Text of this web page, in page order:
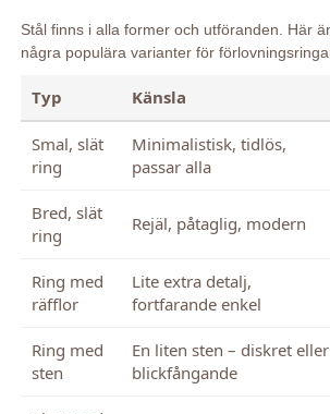
Stål finns i alla former och utföranden. Här är
några populära varianter för
Typ Känsla
Smal, slät
ring
Minimalistisk, tidlös,
passar alla
Bred, slät
ring
Rejäl, påtaglig, modern
Ring med
räfflor
Lite extra detalj,
fortfarande enkel
Ring med
sten
En liten sten – diskret eller
blickfångande